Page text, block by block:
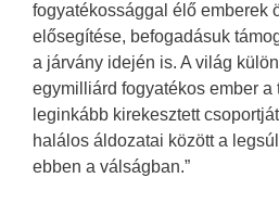
fogyatékossággal élő emberek
elősegítése, befogadásuk
a járvány idején is. A világ
egymilliárd fogyatékos ember a
leginkább kirekesztett
halálos áldozatai között a
ebben a válságban.”